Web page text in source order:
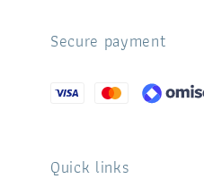
Secure payment
Quick links